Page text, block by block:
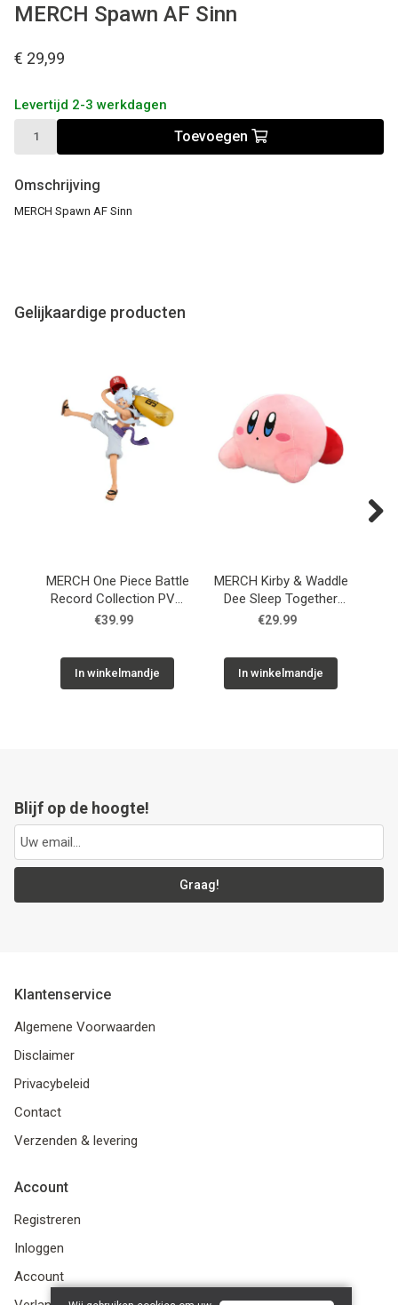
MERCH Spawn AF Sinn
€ 29,99
Levertijd 2-3 werkdagen
Toevoegen
Omschrijving
MERCH Spawn AF Sinn
Gelijkaardige producten
MERCH One Piece Battle
Record Collection PVC
Statue Monkey D. Luffy
€39.99
In winkelmandje
MERCH Kirby & Waddle
Dee Sleep Together
Plush Figure 30 cm
€29.99
In winkelmandje
Blijf op de hoogte!
Graag!
Klantenservice
Algemene Voorwaarden
Disclaimer
Privacybeleid
Contact
Verzenden & levering
Account
Registreren
Inloggen
Account